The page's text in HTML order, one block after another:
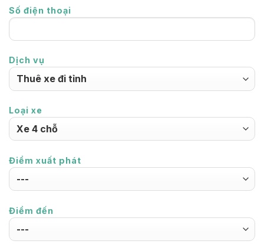
Số điện thoại
Dịch vụ
Loại xe
Điểm xuất phát
Điểm đến